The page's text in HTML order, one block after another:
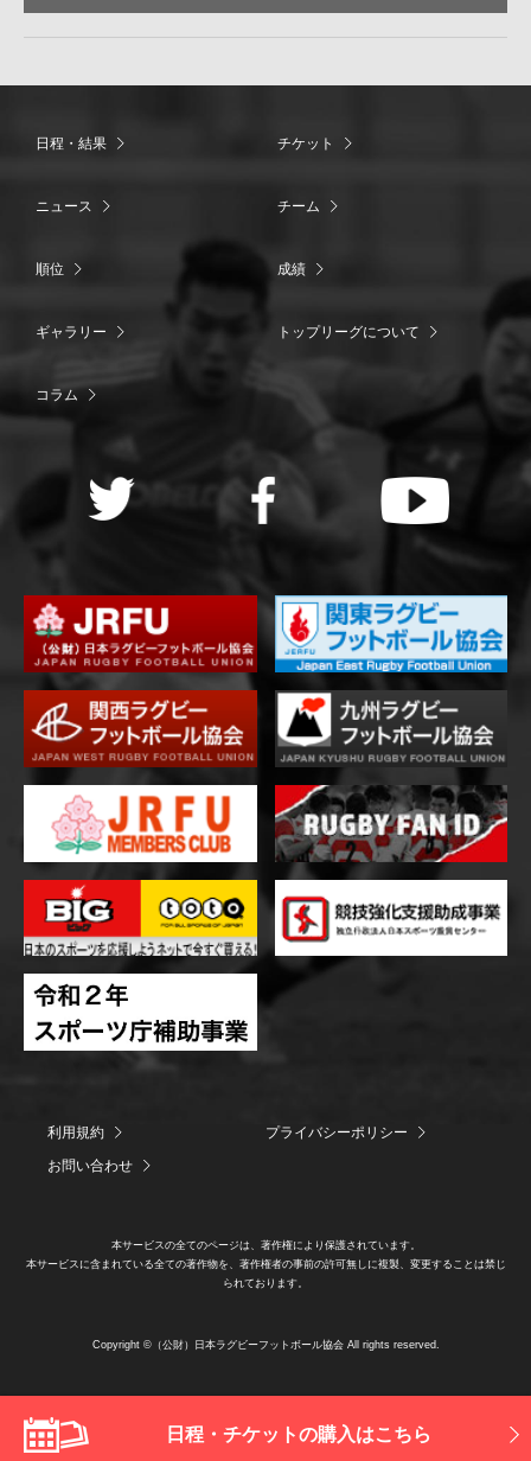
日程・チケットの購入はこちら
日程・結果 チケット
ニュース チーム
順位 成績
ギャラリー トップリーグについて
コラム
利用規約
プライバシーポリシー
お問い合わせ
本サービスの全てのページは、著作権により保護されています。
本サービスに含まれている全ての著作物を、著作権者の事前の許可無しに複製、変更することは禁じ
られております。
Copyright ©（公財）日本ラグビーフットボール協会 All rights reserved.